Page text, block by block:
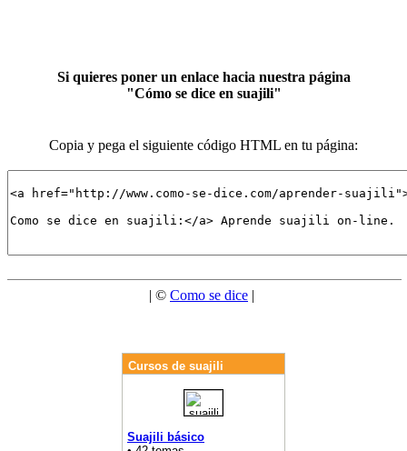
Si quieres poner un enlace hacia nuestra página
"Cómo se dice en suajili"
Copia y pega el siguiente código HTML en tu página:
| © Como se dice |
Cursos de suajili
Suajili básico